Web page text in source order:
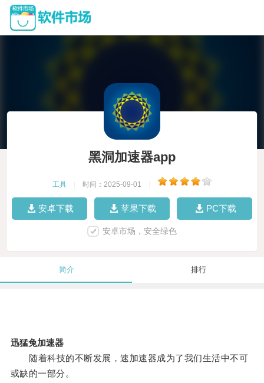
黑洞加速器app
工具 时间：2025-09-01
安卓下载 苹果下载 PC下载
安卓市场，安全绿色
简介 排行
迅猛兔加速器
随着科技的不断发展，速加速器成为了我们生活中不可
或缺的一部分。